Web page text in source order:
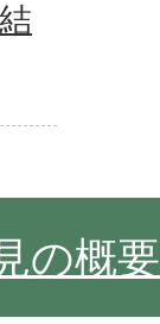
の概要